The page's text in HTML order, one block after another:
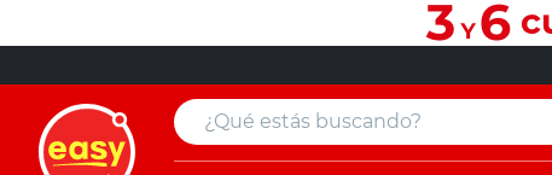
¿Qué estás buscando?